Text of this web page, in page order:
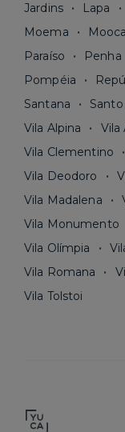
Jardins
Lapa
Moema
Mooca
Paraíso
Penha
Pompéia
Santana
Vila Alpina
Vila
Vila Clementino
Vila Deodoro
Vila Madalena
Vila Monumento
Vila Olímpia
Vila Romana
Vila Tolstoi